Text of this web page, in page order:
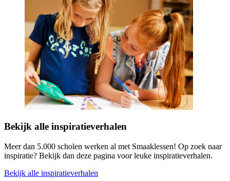
Bekijk alle inspiratieverhalen
Meer dan 5.000 scholen werken al met Smaaklessen! Op zoek naar
inspiratie? Bekijk dan deze pagina voor leuke inspiratieverhalen.
Bekijk alle inspiratieverhalen